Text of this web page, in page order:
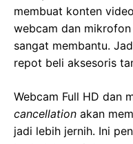
membuat konten
webcam dan
sangat membantu.
repot beli aksesoris
Webcam Full HD dan
cancellation akan
jadi lebih jernih. Ini